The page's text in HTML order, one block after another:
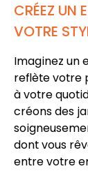
CRÉEZ UN
VOTRE
Imaginez un
reflète votre
à votre
créons des
dont vous
entre votre